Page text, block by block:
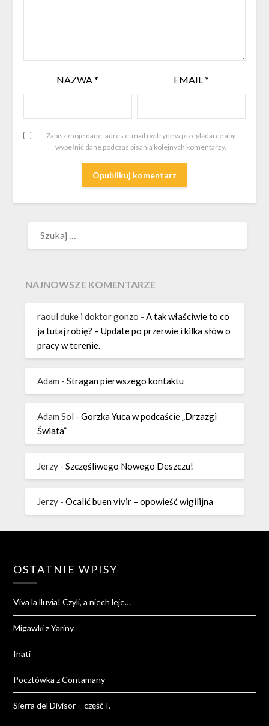
NAZWA* EMAIL*
Zapisz moje dane, adres e-mail i witrynę w przeglądarce aby
wypełnić dane podczas pisania kolejnych komentarzy.
NAJNOWSZE KOMENTARZE
raoul duke i doktor gonzo -A tak właściwie to co
ja tutaj robię? – Update po przerwie i kilka słów o
pracy w terenie.
Adam -Stragan pierwszego kontaktu
Adam Sol -Gorzka Yuca w podcaście „Drzazgi
Świata”
Jerzy -Szczęśliwego Nowego Deszczu!
Jerzy -Ocalić buen vivir – opowieść wigilijna
OSTATNIE WPISY
Viva la lluvia! Czyli, a niech leje…
Migawki z Yariny
Inati
Pocztówka z Contamany
Sierra del Divisor – część I.